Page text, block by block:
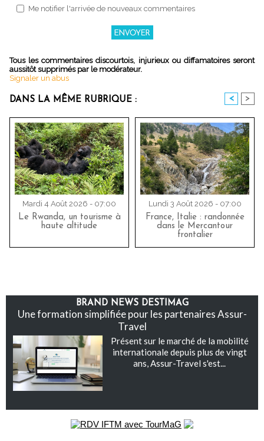
Me notifier l'arrivée de nouveaux commentaires
Tous les commentaires discourtois, injurieux ou diffamatoires seront
aussitôt supprimés par le modérateur.
Signaler un abus
DANS LA MÊME RUBRIQUE : < >
Mardi 4 Août 2026 - 07:00
Le Rwanda, un tourisme à
haute altitude
Lundi 3 Août 2026 - 07:00
France, Italie : randonnée
dans le Mercantour
frontalier
BRAND NEWS DESTIMAG
Une formation simplifiée pour les partenaires Assur-
Travel
Présent sur le marché de la mobilité
internationale depuis plus de vingt
ans, Assur-Travel s'est...